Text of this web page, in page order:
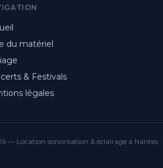
du matériel
& Festivals
légales
— Location sonorisation & éclairage à Nantes. ·